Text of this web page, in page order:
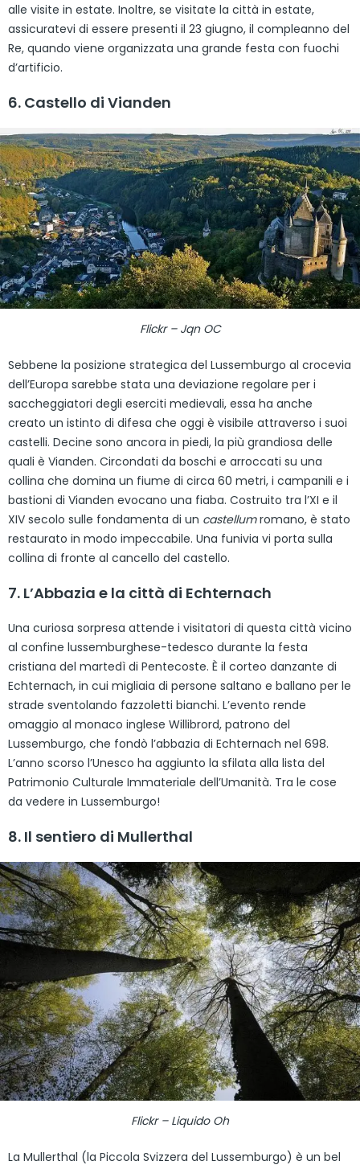
alle visite in estate. Inoltre, se visitate la città in estate,
assicuratevi di essere presenti il 23 giugno, il compleanno del
Re, quando viene organizzata una grande festa con fuochi
d’artificio.
6. Castello di Vianden
Flickr – Jqn OC
Sebbene la posizione strategica del Lussemburgo al crocevia
dell’Europa sarebbe stata una deviazione regolare per i
saccheggiatori degli eserciti medievali, essa ha anche
creato un istinto di difesa che oggi è visibile attraverso i suoi
castelli. Decine sono ancora in piedi, la più grandiosa delle
quali è Vianden. Circondati da boschi e arroccati su una
collina che domina un fiume di circa 60 metri, i campanili e i
bastioni di Vianden evocano una fiaba. Costruito tra l’XI e il
XIV secolo sulle fondamenta di un castellumromano, è stato
restaurato in modo impeccabile. Una funivia vi porta sulla
collina di fronte al cancello del castello.
7. L’Abbazia e la città di Echternach
Una curiosa sorpresa attende i visitatori di questa città vicino
al confine lussemburghese-tedesco durante la festa
cristiana del martedì di Pentecoste. È il corteo danzante di
Echternach, in cui migliaia di persone saltano e ballano per le
strade sventolando fazzoletti bianchi. L’evento rende
omaggio al monaco inglese Willibrord, patrono del
Lussemburgo, che fondò l’abbazia di Echternach nel 698.
L’anno scorso l’Unesco ha aggiunto la sfilata alla lista del
Patrimonio Culturale Immateriale dell’Umanità. Tra le cose
da vedere in Lussemburgo!
8. Il sentiero di Mullerthal
Flickr – Liquido Oh
La Mullerthal (la Piccola Svizzera del Lussemburgo) è un bel